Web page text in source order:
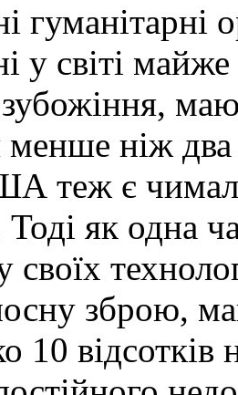
гуманітарні
у світі
ніж
теж є
як одна
своїх
зброю,
10